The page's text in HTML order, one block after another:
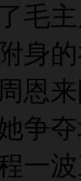
毛
身
恩
争
一